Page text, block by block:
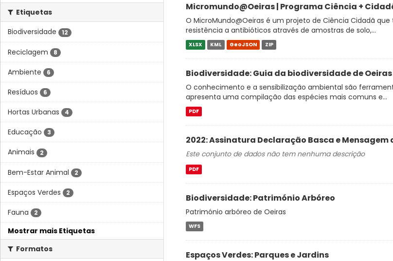
Etiquetas
Biodiversidade
12
Reciclagem 8
Ambiente 6
Resíduos 6
Hortas Urbanas 4
Educação 3
Animais 2
Bem-Estar Animal 2
Espaços Verdes 2
Fauna 2
Mostrar mais Etiquetas
Formatos
Micromundo@Oeiras | Programa Ciência +
O MicroMundo@Oeiras é um projeto de Ciência Cidadã
resistência a antibióticos através de amostras de solo,...
XLSX KML GeoJSON ZIP
Biodiversidade: Guia da biodiversidade de Oeiras
O conhecimento e a sensibilização ambiental são
apresenta uma compilação das espécies mais comuns e...
PDF
2022: Assinatura Declaração Basca e Mensagem
Este conjunto de dados não tem nenhuma descrição
PDF
Biodiversidade: Património Arbóreo
Património arbóreo de Oeiras
WFS
Espaços Verdes: Parques e Jardins